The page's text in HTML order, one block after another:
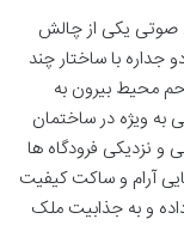
صوتی یکی ازچالش
جداره باساختارچند
محیط بیرون به
به ویژه درساختمان
و نزدیکی فرودگاه ها
آرام وساکت کیفیت
وبه جذابیت ملک